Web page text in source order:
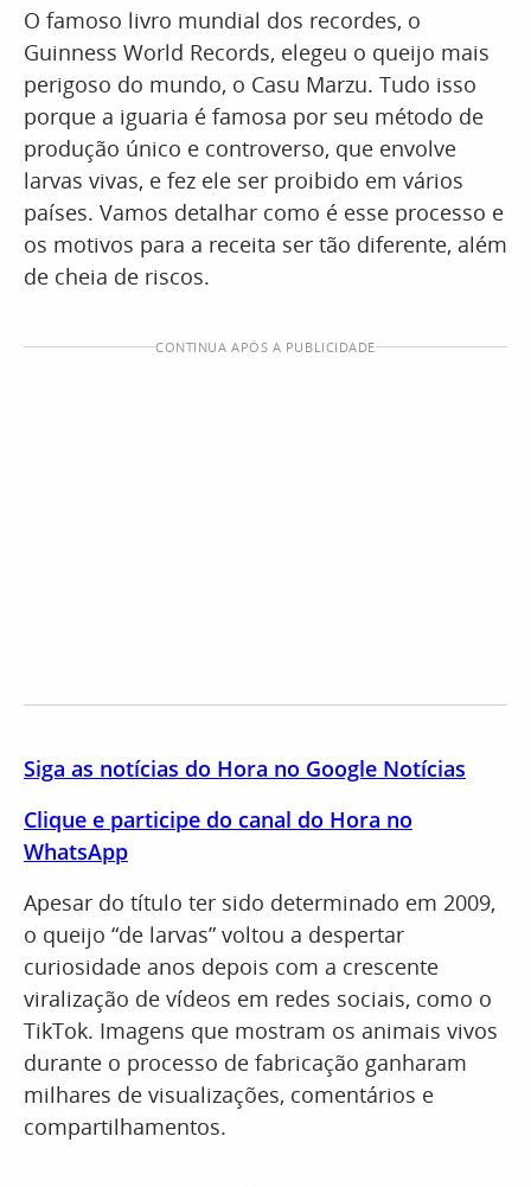
O famoso livro mundial dos recordes, o
Guinness World Records, elegeu o queijo mais
perigoso do mundo, o Casu Marzu. Tudo isso
porque a iguaria é famosa por seu método de
produção único e controverso, que envolve
larvas vivas, e fez ele ser proibido em vários
países. Vamos detalhar como é esse processo e
os motivos para a receita ser tão diferente, além
de cheia de riscos.
CONTINUA APÓS A PUBLICIDADE
Siga as notícias do Hora no Google Notícias
Clique e participe do canal do Hora no
WhatsApp
Apesar do título ter sido determinado em 2009,
o queijo “de larvas” voltou a despertar
curiosidade anos depois com a crescente
viralização de vídeos em redes sociais, como o
TikTok. Imagens que mostram os animais vivos
durante o processo de fabricação ganharam
milhares de visualizações, comentários e
compartilhamentos.